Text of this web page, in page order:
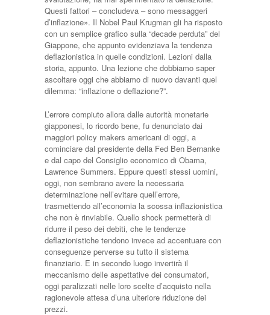
Questi fattori – concludeva – sono messaggeri
d’inflazione». Il Nobel Paul Krugman gli ha risposto
con un semplice grafico sulla “decade perduta” del
Giappone, che appunto evidenziava la tendenza
deflazionistica in quelle condizioni. Lezioni dalla
storia, appunto. Una lezione che dobbiamo saper
ascoltare oggi che abbiamo di nuovo davanti quel
dilemma: “inflazione o deflazione?”.
L’errore compiuto allora dalle autorità monetarie
giapponesi, lo ricordo bene, fu denunciato dai
maggiori policy makers americani di oggi, a
cominciare dal presidente della Fed Ben Bernanke
e dal capo del Consiglio economico di Obama,
Lawrence Summers. Eppure questi stessi uomini,
oggi, non sembrano avere la necessaria
determinazione nell’evitare quell’errore,
trasmettendo all’economia la scossa inflazionistica
che non è rinviabile. Quello shock permetterà di
ridurre il peso dei debiti, che le tendenze
deflazionistiche tendono invece ad accentuare con
conseguenze perverse su tutto il sistema
finanziario. E in secondo luogo invertirà il
meccanismo delle aspettative dei consumatori,
oggi paralizzati nelle loro scelte d’acquisto nella
ragionevole attesa d’una ulteriore riduzione dei
prezzi.